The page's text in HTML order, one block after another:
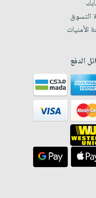
التسوق
الأمنيات
الدفع